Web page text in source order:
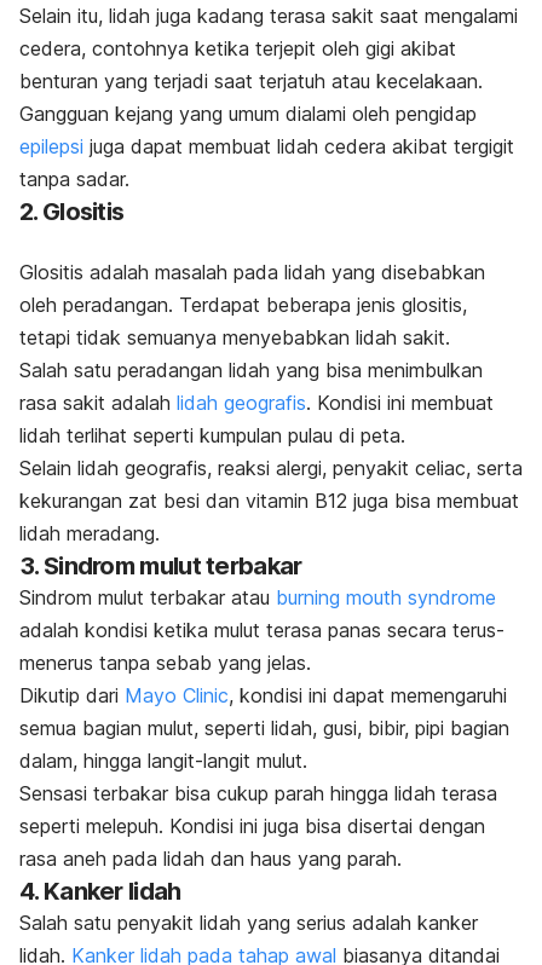
Selain itu, lidah juga kadang terasa sakit saat mengalami
cedera, contohnya ketika terjepit oleh gigi akibat
benturan yang terjadi saat terjatuh atau kecelakaan.
Gangguan kejang yang umum dialami oleh pengidap
epilepsi juga dapat membuat lidah cedera akibat tergigit
tanpa sadar.
2. Glositis
Glositis adalah masalah pada lidah yang disebabkan
oleh peradangan. Terdapat beberapa jenis glositis,
tetapi tidak semuanya menyebabkan lidah sakit.
Salah satu peradangan lidah yang bisa menimbulkan
rasa sakit adalah lidah geografis. Kondisi ini membuat
lidah terlihat seperti kumpulan pulau di peta.
Selain lidah geografis, reaksi alergi, penyakit celiac, serta
kekurangan zat besi dan vitamin B12 juga bisa membuat
lidah meradang.
3. Sindrom mulut terbakar
Sindrom mulut terbakar atau burning mouth syndrome
adalah kondisi ketika mulut terasa panas secara terus-
menerus tanpa sebab yang jelas.
Dikutip dari Mayo Clinic, kondisi ini dapat memengaruhi
semua bagian mulut, seperti lidah, gusi, bibir, pipi bagian
dalam, hingga langit-langit mulut.
Sensasi terbakar bisa cukup parah hingga lidah terasa
seperti melepuh. Kondisi ini juga bisa disertai dengan
rasa aneh pada lidah dan haus yang parah.
4. Kanker lidah
Salah satu penyakit lidah yang serius adalah kanker
lidah. Kanker lidah pada tahap awal biasanya ditandai